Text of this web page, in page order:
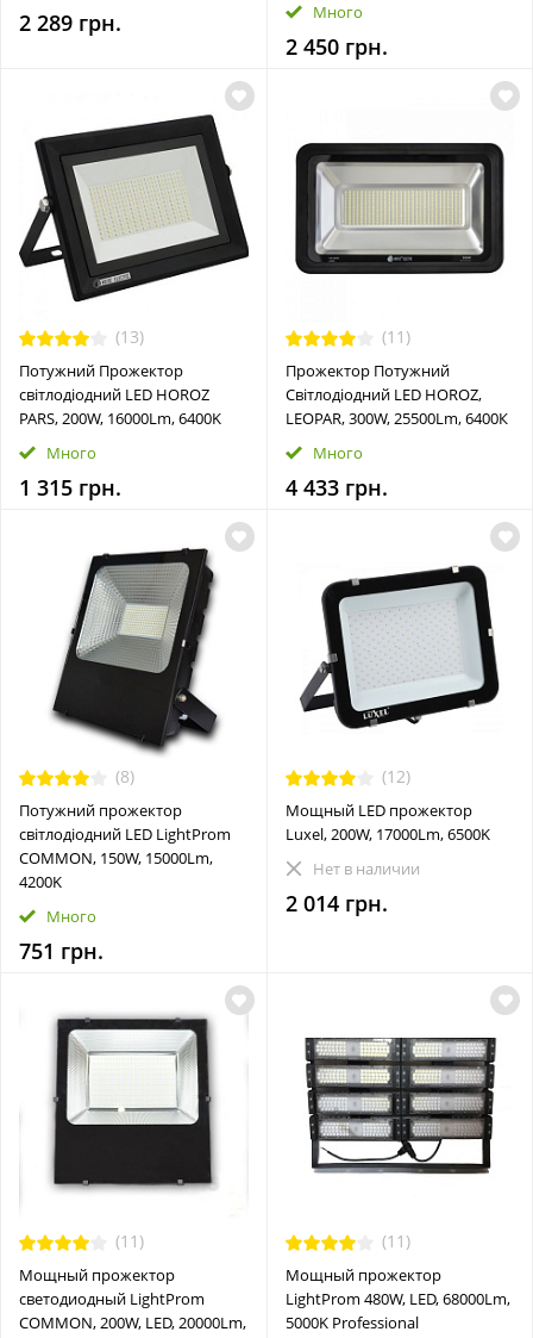
2 289 грн.
Много
2 450 грн.
(13)
Потужний Прожектор
світлодіодний LED HOROZ
PARS, 200W, 16000Lm, 6400K
Много
1 315 грн.
(11)
Прожектор Потужний
Cвітлодіодний LED HOROZ,
LEOPAR, 300W, 25500Lm, 6400К
Много
4 433 грн.
(8)
Потужний прожектор
світлодіодний LED LightProm
COMMON, 150W, 15000Lm,
4200K
Много
751 грн.
(12)
Мощный LED прожектор
Luxel, 200W, 17000Lm, 6500K
Нет в наличии
2 014 грн.
(11)
Мощный прожектор
светодиодный LightProm
COMMON, 200W, LED, 20000Lm,
(11)
Мощный прожектор
LightProm 480W, LED, 68000Lm,
5000K Professional